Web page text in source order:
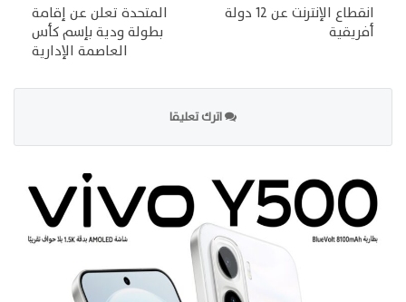
انقطاع الإنترنت عن 12 دولة
أفريقية
المتحدة تعلن عن إقامة
بطولة ودية بإسم كأس
العاصمة الإدارية
اترك تعليقا